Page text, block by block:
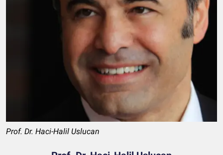
Prof. Dr. Haci-Halil Uslucan